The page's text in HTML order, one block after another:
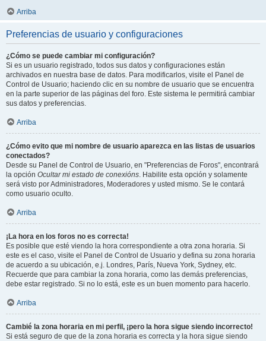
Arriba
Preferencias de usuario y configuraciones
¿Cómo se puede cambiar mi configuración?
Si es un usuario registrado, todos sus datos y configuraciones están
archivados en nuestra base de datos. Para modificarlos, visite el Panel de
Control de Usuario; haciendo clic en su nombre de usuario que se encuentra
en la parte superior de las páginas del foro. Este sistema le permitirá cambiar
sus datos y preferencias.
Arriba
¿Cómo evito que mi nombre de usuario aparezca en las listas de usuarios
conectados?
Desde su Panel de Control de Usuario, en "Preferencias de Foros", encontrará
la opción Ocultar mi estado de conexións. Habilite esta opción y solamente
será visto por Administradores, Moderadores y usted mismo. Se le contará
como usuario oculto.
Arriba
¡La hora en los foros no es correcta!
Es posible que esté viendo la hora correspondiente a otra zona horaria. Si
este es el caso, visite el Panel de Control de Usuario y defina su zona horaria
de acuerdo a su ubicación, e.j. Londres, París, Nueva York, Sydney, etc.
Recuerde que para cambiar la zona horaria, como las demás preferencias,
debe estar registrado. Si no lo está, este es un buen momento para hacerlo.
Arriba
Cambié la zona horaria en mi perfil, ¡pero la hora sigue siendo incorrecto!
Si está seguro de que de la zona horaria es correcta y la hora sigue siendo